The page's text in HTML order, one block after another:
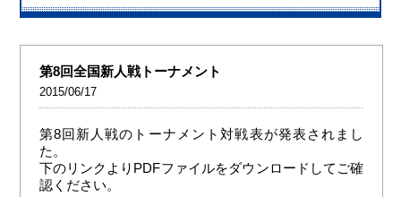
第8回全国新人戦トーナメント
2015/06/17
第8回新人戦のトーナメント対戦表が発表されまし
た。
下のリンクよりPDFファイルをダウンロードしてご確
認ください。